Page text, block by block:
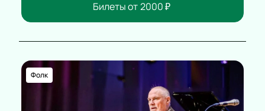
Билеты от 2000₽
Фолк